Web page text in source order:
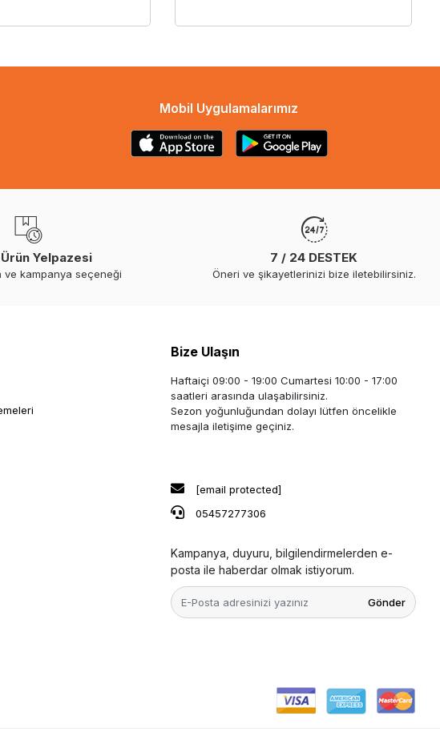
Mobil Uygulamalarımız
Yelpazesi
ve kampanya seçeneği
7 / 24 DESTEK
Öneri ve şikayetlerinizi bize iletebilirsiniz.
Bize Ulaşın
Haftaiçi 09:00 - 19:00 Cumartesi 10:00 - 17:00
saatleri arasında ulaşabilirsiniz.
Sezon yoğunluğundan dolayı lütfen öncelikle
mesajla iletişime geçiniz.
[email protected]
05457277306
Kampanya, duyuru, bilgilendirmelerden e-
posta ile haberdar olmak istiyorum.
Gönder